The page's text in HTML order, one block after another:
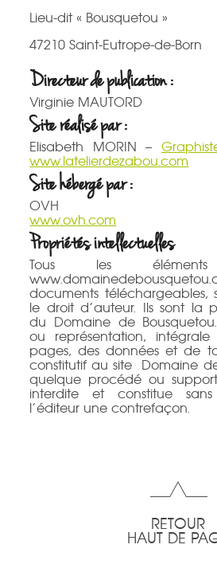
Lieu-dit « Bousquetou »
47210 Saint-Eutrope-de-Born
Directeur de publication :
Virginie MAUTORD
Site réalisé par :
Elisabeth MORIN –
www.latelierdezabou.com
Site hébergé par :
OVH
www.ovh.com
Propriétés intellectuelles
Tous les
documents téléchargeables,
le droit d’auteur. Ils sont la
du Domaine de
ou représentation,
pages, des données et de
constitutif au site Domaine
quelque procédé ou
interdite et constitue
l’éditeur une contrefaçon.
RETOUR
HAUT DE